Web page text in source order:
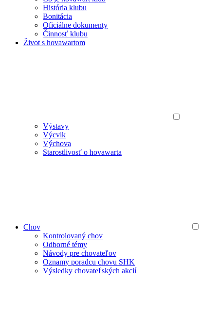
História klubu
Bonitácia
Oficiálne dokumenty
Činnosť klubu
Život s hovawartom
Výstavy
Výcvik
Výchova
Starostlivosť o hovawarta
Chov
Kontrolovaný chov
Odborné témy
Návody pre chovateľov
Oznamy poradcu chovu SHK
Výsledky chovateľských akcií